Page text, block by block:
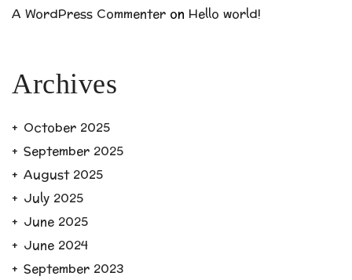
A WordPress Commenter on Hello world!
Archives
October 2025
September 2025
August 2025
July 2025
June 2025
June 2024
September 2023